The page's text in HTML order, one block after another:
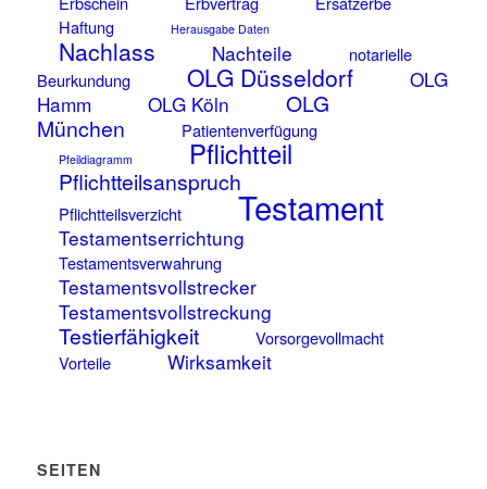
Haftung
Herausgabe Daten
Nachlass Nachteile
notarielle
Beurkundung
OLG Düsseldorf
OLG
Hamm
OLG Köln
OLG
München
Patientenverfügung
Pfeildiagramm Pflichtteil
Pflichtteilsanspruch
Pflichtteilsverzicht Testament
Testamentserrichtung
Testamentsverwahrung
Testamentsvollstrecker
Testamentsvollstreckung
Testierfähigkeit
Vorsorgevollmacht
Vorteile
Wirksamkeit
SEITEN